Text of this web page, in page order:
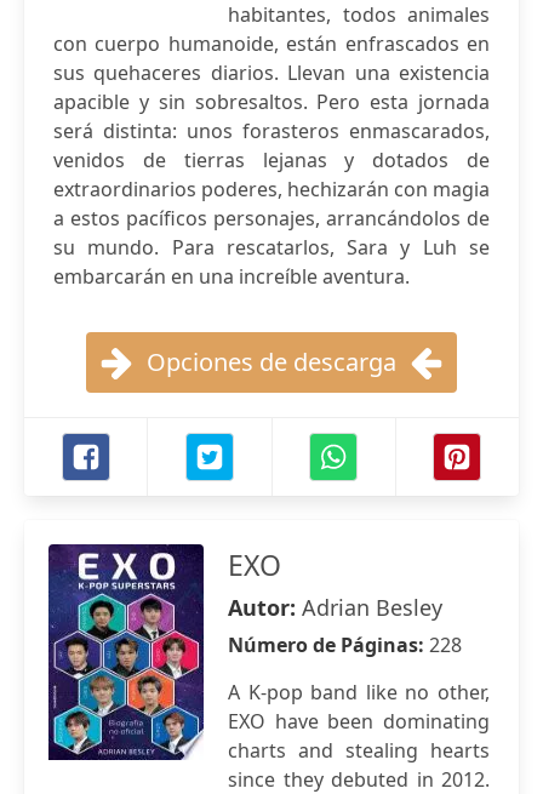
habitantes, todos animales
con cuerpo humanoide, están enfrascados en
sus quehaceres diarios. Llevan una existencia
apacible y sin sobresaltos. Pero esta jornada
será distinta: unos forasteros enmascarados,
venidos de tierras lejanas y dotados de
extraordinarios poderes, hechizarán con magia
a estos pacíficos personajes, arrancándolos de
su mundo. Para rescatarlos, Sara y Luh se
embarcarán en una increíble aventura.
Opciones de descarga
EXO
Autor: Adrian Besley
Número de Páginas: 228
A K-pop band like no other,
EXO have been dominating
charts and stealing hearts
since they debuted in 2012.